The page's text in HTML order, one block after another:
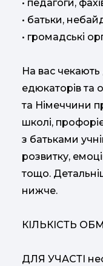
• педагоги,
• батьки,
• громадські
На вас чекають
едюкаторів та
та Німеччини
школі,
з батьками
розвитку,
тощо.
нижче.
КІЛЬКІСТЬ
ДЛЯ УЧАСТІ